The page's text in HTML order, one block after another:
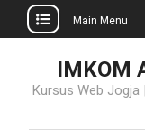
content
Main Menu
IMKOM
Kursus Web Jogja